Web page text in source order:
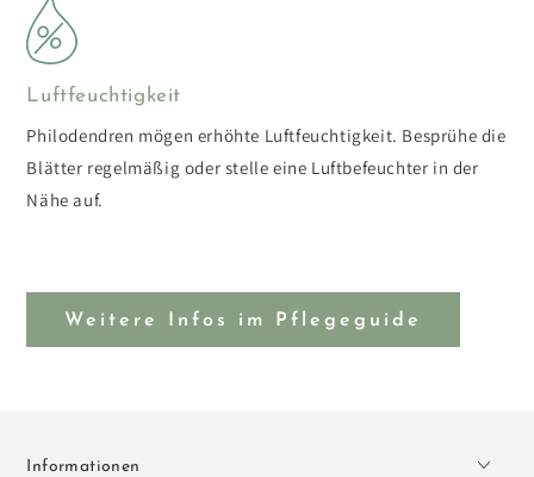
Luftfeuchtigkeit
Philodendren mögen erhöhte Luftfeuchtigkeit. Besprühe die
Blätter regelmäßig oder stelle eine Luftbefeuchter in der
Nähe auf.
Weitere Infos im Pflegeguide
Informationen